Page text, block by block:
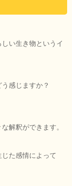
い生き物というイ
感じますか？
解釈ができます。
た感情によって